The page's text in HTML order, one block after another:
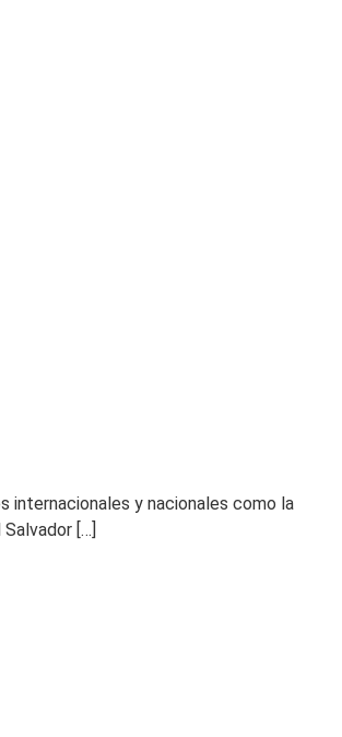
internacionales y nacionales como la
[…]